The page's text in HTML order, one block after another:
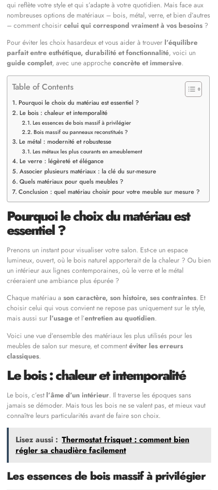
qui reflète votre style et qui s’adapte à votre quotidien. Mais face aux
nombreuses options de matériaux – bois, métal, verre, et bien d’autres
– comment choisir celui qui correspond vraiment à vos besoins ?
Pour éviter les choix hasardeux et vous aider à trouver l’équilibre
parfait entre esthétique, durabilité et fonctionnalité, voici un
guide complet, avec une approche concrète et immersive.
Table of Contents
Pourquoi le choix du matériau est essentiel ?
Le bois : chaleur et intemporalité
Les essences de bois massif à privilégier
Bois massif ou panneaux reconstitués ?
Le métal : modernité et robustesse
Les métaux les plus courants en ameublement
Le verre : légèreté et élégance
Associer plusieurs matériaux : la clé du sur-mesure
Quels matériaux pour quels meubles ?
Conclusion : quel matériau choisir pour votre meuble sur mesure ?
Pourquoi le choix du matériau est
essentiel ?
Prenons un instant pour visualiser votre salon. Est-ce un espace
lumineux, ouvert, où le bois naturel apporterait de la chaleur ? Ou bien
un intérieur aux lignes contemporaines, où le verre et le métal
créeraient une ambiance plus épurée ?
Chaque matériau a son caractère, son histoire, ses contraintes. Et
choisir celui qui vous convient ne repose pas uniquement sur le style,
mais aussi sur l’usage et l’entretien au quotidien.
Voici une vue d’ensemble des matériaux les plus utilisés pour les
meubles de salon sur mesure, et comment éviter les erreurs
classiques.
Le bois : chaleur et intemporalité
Le bois, c’est l’âme d’un intérieur. Il traverse les époques sans
jamais se démoder. Mais tous les bois ne se valent pas, et mieux vaut
connaître leurs particularités avant de faire son choix.
Lisez aussi : Thermostat frisquet : comment bien
régler sa chaudière facilement
Les essences de bois massif à privilégier